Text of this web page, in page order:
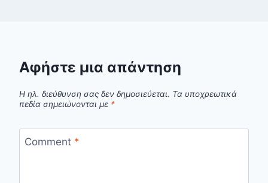
Αφήστε μια απάντηση
Η ηλ. διεύθυνση σας δεν δημοσιεύεται. Τα υποχρεωτικά
πεδία σημειώνονται με *
Comment *